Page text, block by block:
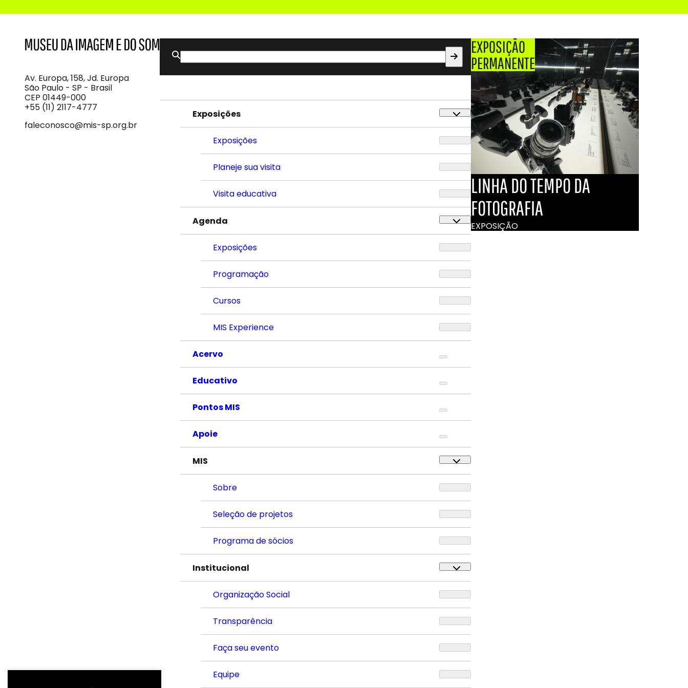
Imagem
e
do
Som
Av. Europa, 158, Jd. Europa
São Paulo - SP - Brasil
CEP 01449-000
+55 (11) 2117-4777
faleconosco@mis-sp.org.br
Buscar
por:
Exposições
Exposições
Planeje sua visita
Visita educativa
Agenda
Exposições
Programação
Cursos
MIS Experience
Acervo
Educativo
Pontos MIS
Apoie
MIS
Sobre
Seleção de projetos
Programa de sócios
Institucional
Organização Social
Transparência
Faça seu evento
Equipe
EXPOSIÇÃO
PERMANENTE
LINHA DO TEMPO DA
FOTOGRAFIA
EXPOSIÇÃO